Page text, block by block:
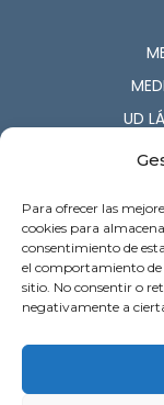
Para ofrecer las
cookies para
consentimiento de
el comportamiento de
sitio. No consentir o
negativamente a
UD
CIRUGÍA
c/